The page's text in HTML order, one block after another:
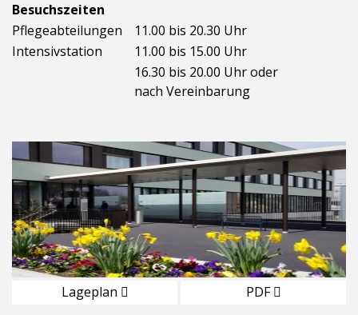
Besuchszeiten
Pflegeabteilungen
11.00 bis 20.30 Uhr
Intensivstation
11.00 bis 15.00 Uhr
16.30 bis 20.00 Uhr oder
nach Vereinbarung
Lageplan PDF